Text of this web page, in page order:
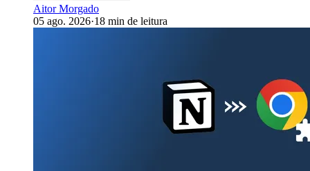
Aitor Morgado
05 ago. 2026·18 min de leitura